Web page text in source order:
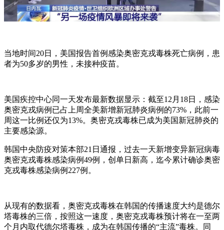
当地时间20日，美国报告首例感染奥密克戎毒株死亡病例，患
者为50多岁的男性，未接种疫苗。
美国疾控中心同一天发布最新数据显示：截至12月18日，感染
奥密克戎病例已占上周全美新增新冠肺炎病例的73%，此前一
周这一比例还仅为13%。奥密克戎毒株已成为美国新冠肺炎的
主要感染源。
韩国中央防疫对策本部21日通报，过去一天新增变异新冠病毒
奥密克戎毒株感染病例49例，创单日新高，迄今累计确诊奥密
克戎毒株感染病例227例。
从现有的数据看，奥密克戎毒株在韩国的传播速度大约是德尔
塔毒株的三倍，按照这一速度，奥密克戎毒株预计将在一至两
个月内取代德尔塔毒株，成为在韩国传播的“主流”毒株。同